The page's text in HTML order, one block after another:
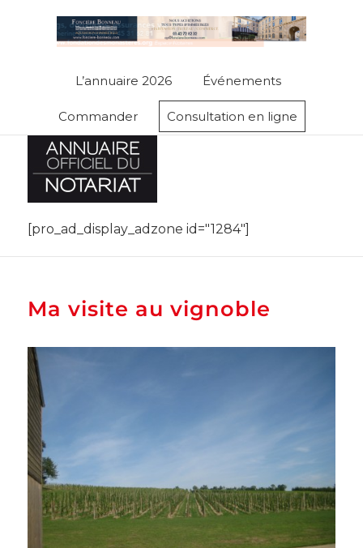
L’annuaire 2026 Événements
Commander Consultation en ligne
[pro_ad_display_adzone id="1284"]
Ma visite au vignoble